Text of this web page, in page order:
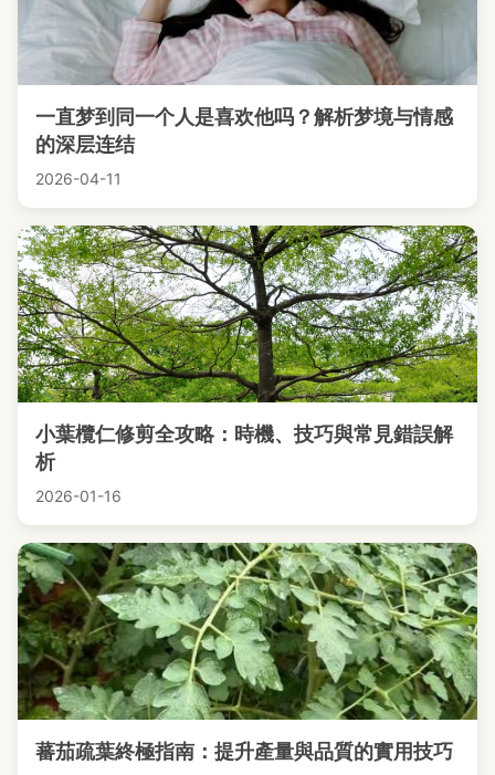
一直梦到同一个人是喜欢他吗？解析梦境与情感
的深层连结
2026-04-11
小葉欖仁修剪全攻略：時機、技巧與常見錯誤解
析
2026-01-16
蕃茄疏葉終極指南：提升產量與品質的實用技巧